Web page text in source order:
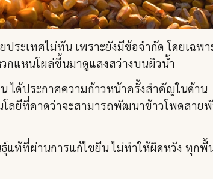
ระเทศไม่ทัน เพราะยังมีข้อจำกัด โดยเฉพ
กแหนโผล่ขึ้นมาดูแสงสว่างบนผิวน้ำ
น ได้ประกาศความก้าวหน้าครั้งสำคัญในด้าน
โลยีที่คาดว่าจะสามารถพัฒนาข้าวโพดสาย
แท้ที่ผ่านการแก้ไขยีน ไม่ทำให้ผิดหวัง ทุกพื้